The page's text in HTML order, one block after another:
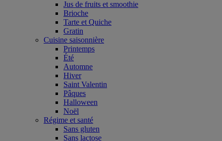
Jus de fruits et smoothie
Brioche
Tarte et Quiche
Gratin
Cuisine saisonnière
Printemps
Été
Automne
Hiver
Saint Valentin
Pâques
Halloween
Noël
Régime et santé
Sans gluten
Sans lactose